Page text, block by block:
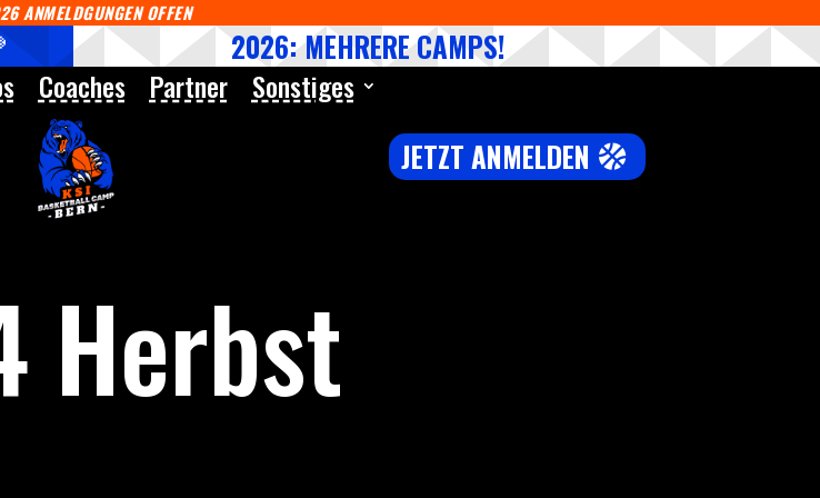
ANMELDGUNGEN OFFEN
2026: MEHRERE CAMPS!
Coaches Partner Sonstiges
JETZT ANMELDEN
Herbst